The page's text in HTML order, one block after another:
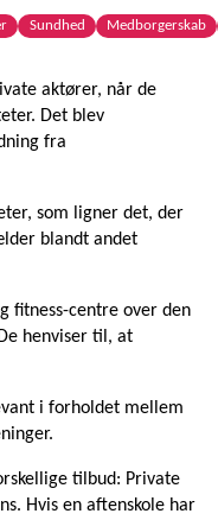
Sundhed Medborgerskab
aktører, når de
Det blev
fra
som ligner det, der
blandt andet
fitness-centre over den
henviser til, at
i forholdet mellem
tilbud: Private
Hvis en aftenskole har